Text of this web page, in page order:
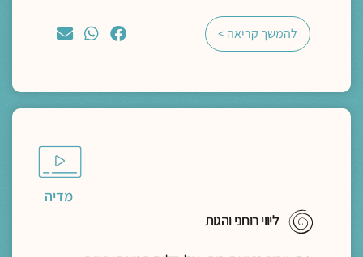
להמשך קריאה >
מדיה
ליווי רוחני והגות